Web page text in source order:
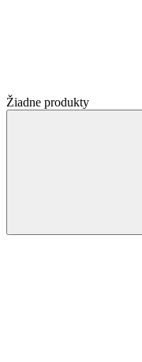
Žiadne produkty